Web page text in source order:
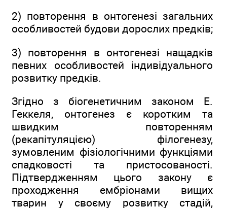
2) повторення в онтогенезі загальних
особливостей будови дорослих предків;
3) повторення в онтогенезі нащадків
певних особливостей індивідуального
розвитку предків.
Згідно з біогенетичним законом Е.
Геккеля, онтогенез є коротким та
швидким повторенням
(рекапітуляцією) філогенезу,
зумовленим фізіологічними функціями
спадковості та пристосованості.
Підтвердженням цього закону є
проходження ембріонами вищих
тварин у своєму розвитку стадій,